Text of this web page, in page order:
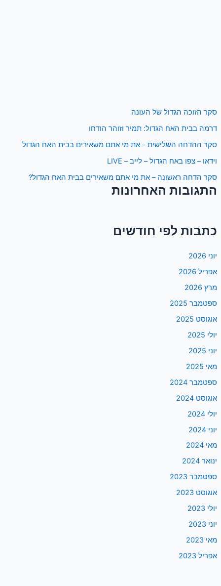
סקר הזוכה הגדול של העונה
דרמה בבית האח הגדול: תמיר וזוהר הודחו
סקר ההדחה השלישית – את מי אתם משאירים בבית האח הגדול
וידאו – צפו באח הגדול – לייב – LIVE
סקר הדחה ראשונה – את מי אתם משאירים בבית האח הגדול?
התגובות האחרונות
כתבות לפי חודשים
יוני 2026
אפריל 2026
מרץ 2026
ספטמבר 2025
אוגוסט 2025
יולי 2025
יוני 2025
מאי 2025
ספטמבר 2024
אוגוסט 2024
יולי 2024
יוני 2024
מאי 2024
ינואר 2024
ספטמבר 2023
אוגוסט 2023
יולי 2023
יוני 2023
מאי 2023
אפריל 2023